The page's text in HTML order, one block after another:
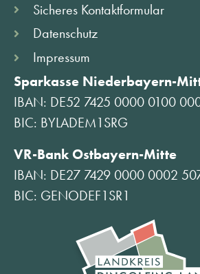
Sicheres Kontaktformular
Datenschutz
Impressum
Sparkasse Niederbayern-
IBAN: DE52 7425 0000 0100
BIC: BYLADEM1SRG
VR-Bank Ostbayern-Mitte
IBAN: DE27 7429 0000 0002
BIC: GENODEF1SR1